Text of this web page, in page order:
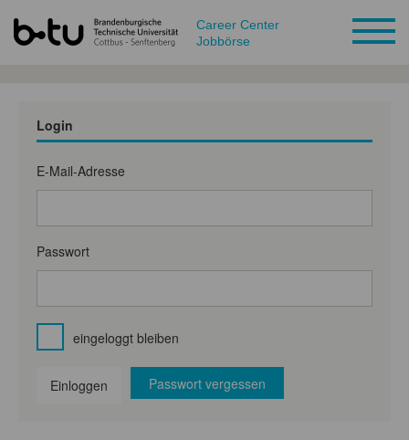
Career Center
Jobbörse
Login
E-Mail-Adresse
Passwort
eingeloggt bleiben
Einloggen Passwort vergessen